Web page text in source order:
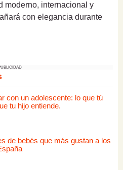
moderno, internacional y
con elegancia durante
con un adolescente: lo que tú
tu hijo entiende.
de bebés que más gustan a los